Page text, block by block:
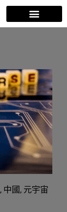
, 中國, 元宇宙